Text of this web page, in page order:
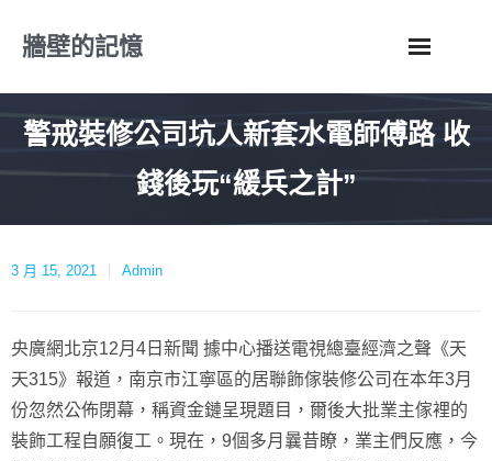
牆壁的記憶
警戒裝修公司坑人新套水電師傅路 收
錢後玩“緩兵之計”
3 月 15, 2021 Admin
央廣網北京12月4日新聞 據中心播送電視總臺經濟之聲《天
天315》報道，南京市江寧區的居聯飾傢裝修公司在本年3月
份忽然公佈閉幕，稱資金鏈呈現題目，爾後大批業主傢裡的
裝飾工程自願復工。現在，9個多月曩昔瞭，業主們反應，今